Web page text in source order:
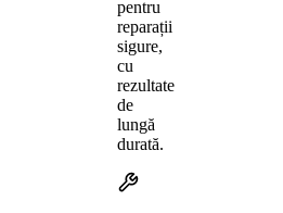
pentru
reparații
sigure,
cu
rezultate
de
lungă
durată.